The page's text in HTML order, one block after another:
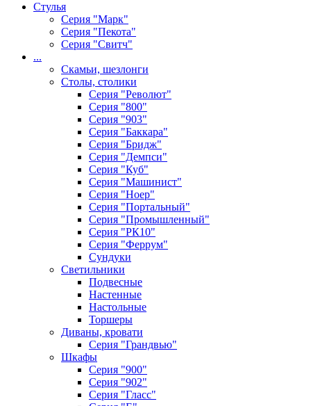
Стулья
Серия "Марк"
Серия "Пекота"
Серия "Свитч"
...
Скамьи, шезлонги
Столы, столики
Серия "Револют"
Серия "800"
Серия "903"
Серия "Баккара"
Серия "Бридж"
Серия "Демпси"
Серия "Куб"
Серия "Машинист"
Серия "Ноер"
Серия "Портальный"
Серия "Промышленный"
Серия "РК10"
Серия "Феррум"
Сундуки
Светильники
Подвесные
Настенные
Настольные
Торшеры
Диваны, кровати
Серия "Грандвью"
Шкафы
Серия "900"
Серия "902"
Серия "Гласс"